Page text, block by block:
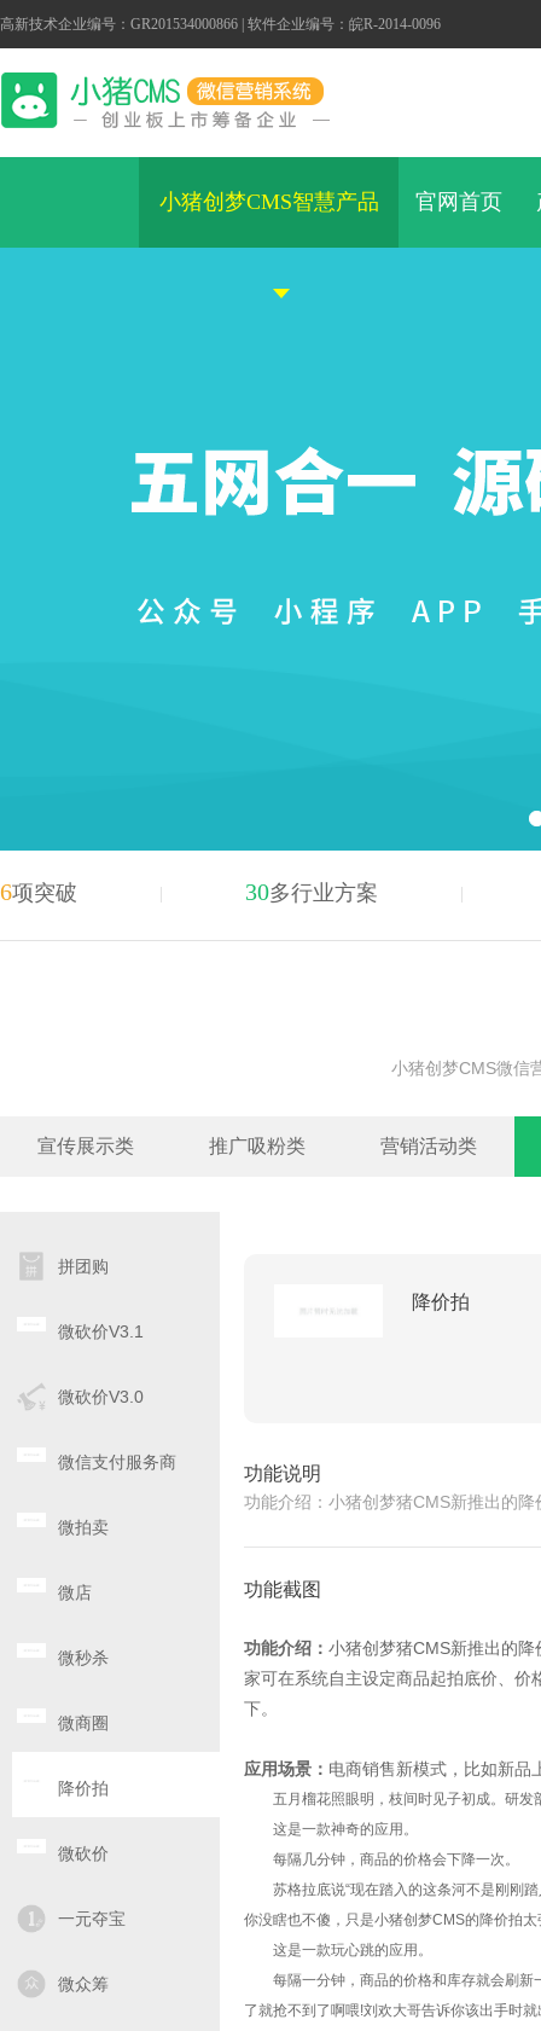
高新技术企业编号：GR201534000866 | 软件企业编号：皖R-2014-0096
小猪创梦CMS智慧产品 官网首页
6项突破 30多行业方案
小猪创梦CMS微信
宣传展示类 推广吸粉类 营销活动类
拼团购
微砍价V3.1
微砍价V3.0
微信支付服务商
微拍卖
微店
微秒杀
微商圈
降价拍
微砍价
一元夺宝
微众筹
降价拍
功能说明
功能介绍：小猪创梦猪CMS新推出的
功能截图
功能介绍： 小猪创梦猪CMS新推出的
家可在系统自主设定商品起拍底价、
下。
应用场景： 电商销售新模式，比如新品
五月榴花照眼明，枝间时见子初成。研发
这是一款神奇的应用。
每隔几分钟，商品的价格会下降一次。
苏格拉底说“现在踏入的这条河不是刚刚踏
你没瞎也不傻，只是小猪创梦CMS的降价拍
这是一款玩心跳的应用。
每隔一分钟，商品的价格和库存就会刷新
了就抢不到了啊喂!刘欢大哥告诉你该出手时